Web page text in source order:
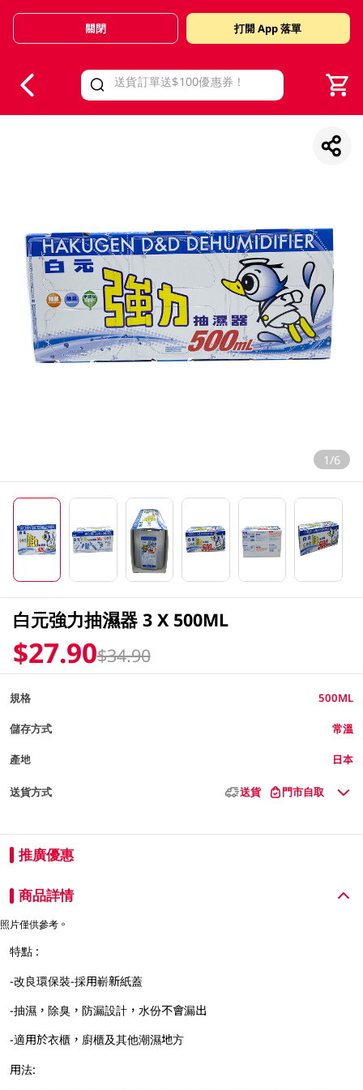
Valid Until 30 June 2026
關閉 打開 App 落單
1/6
白元強力抽濕器 3 X 500ML
$27.90$34.90
規格 500ML
儲存方式 常溫
產地 日本
送貨方式 送貨 門市自取
推廣優惠
商品詳情
照片僅供參考。
特點 :
-改良環保裝-採用嶄新紙蓋
-抽濕，除臭，防漏設計，水份不會漏出
-適用於衣櫃，廚櫃及其他潮濕地方
用法: